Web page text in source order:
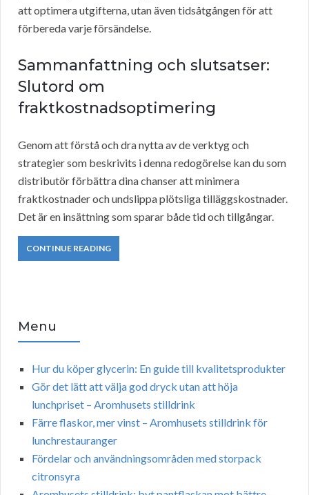
att optimera utgifterna, utan även tidsåtgången för att
förbereda varje försändelse.
Sammanfattning och slutsatser:
Slutord om
fraktkostnadsoptimering
Genom att förstå och dra nytta av de verktyg och
strategier som beskrivits i denna redogörelse kan du som
distributör förbättra dina chanser att minimera
fraktkostnader och undslippa plötsliga tilläggskostnader.
Det är en insättning som sparar både tid och tillgångar.
CONTINUE READING
Menu
Hur du köper glycerin: En guide till kvalitetsprodukter
Gör det lätt att välja god dryck utan att höja
lunchpriset – Aromhusets stilldrink
Färre flaskor, mer vinst – Aromhusets stilldrink för
lunchrestauranger
Fördelar och användningsområden med storpack
citronsyra